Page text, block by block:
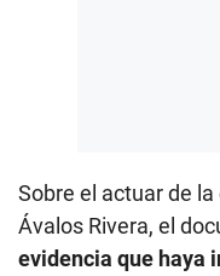
Sobre el actuar de
Ávalos Rivera, el
evidencia que haya